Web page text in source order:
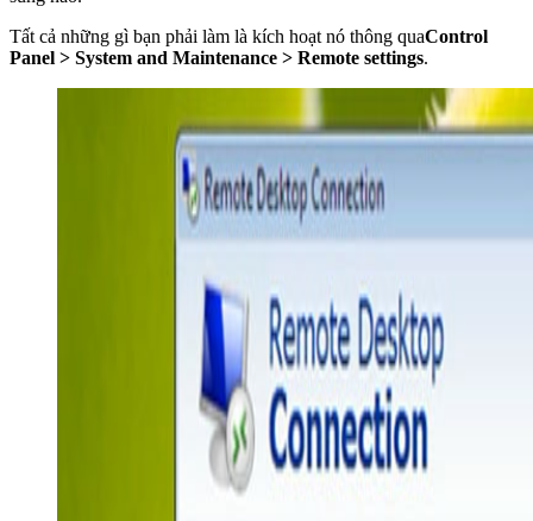
Tất cả những gì bạn phải làm là kích hoạt nó thông quaControl
Panel > System and Maintenance > Remote settings.